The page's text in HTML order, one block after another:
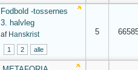
Fodbold -tossernes
3. halvleg
af Hanskrist
1 2 alle
5